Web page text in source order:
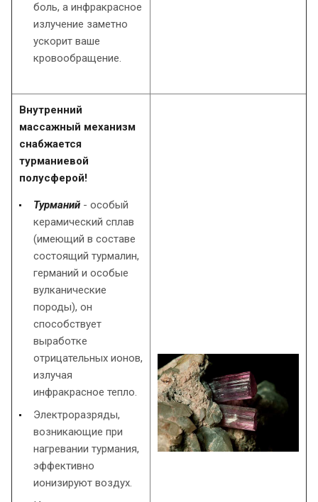
боль, а инфракрасное
излучение заметно
ускорит ваше
кровообращение.
Внутренний
массажный механизм
снабжается
турманиевой
полусферой!
Турманий - особый
керамический сплав
(имеющий в составе
состоящий турмалин,
германий и особые
вулканические
породы), он
способствует
выработке
отрицательных ионов,
излучая
инфракрасное тепло.
Электроразряды,
возникающие при
нагревании турмания,
эффективно
ионизируют воздух.